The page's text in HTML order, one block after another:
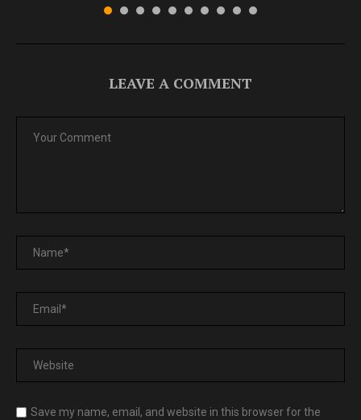
LEAVE A COMMENT
Save my name, email, and website in this browser for the